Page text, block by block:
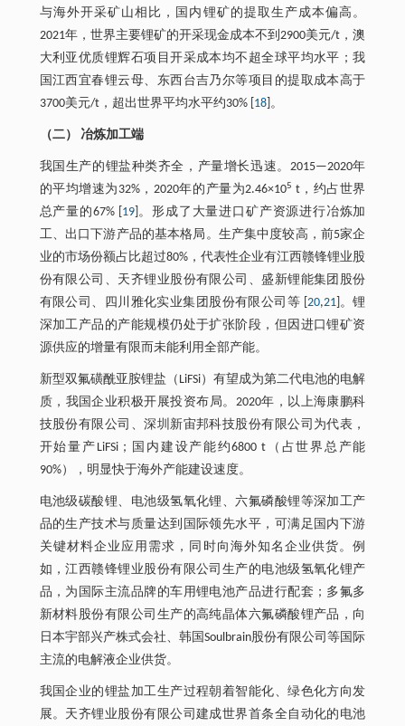
与海外开采矿山相比，国内锂矿的提取生产成本偏高。
2021年，世界主要锂矿的开采现金成本不到2900美元/t，澳
大利亚优质锂辉石项目开采成本均不超全球平均水平；我
国江西宜春锂云母、东西台吉乃尔等项目的提取成本高于
3700美元/t，超出世界平均水平约30% [ 18]。
（二） 冶炼加工端
我国生产的锂盐种类齐全，产量增长迅速。2015—2020年
的平均增速为32%，2020年的产量为2.46×105 t，约占世界
总产量的67% [ 19]。形成了大量进口矿产资源进行冶炼加
工、出口下游产品的基本格局。生产集中度较高，前5家企
业的市场份额占比超过80%，代表性企业有江西赣锋锂业股
份有限公司、天齐锂业股份有限公司、盛新锂能集团股份
有限公司、四川雅化实业集团股份有限公司等 [ 20,21]。锂
深加工产品的产能规模仍处于扩张阶段，但因进口锂矿资
源供应的增量有限而未能利用全部产能。
新型双氟磺酰亚胺锂盐（LiFSi）有望成为第二代电池的电解
质，我国企业积极开展投资布局。2020年，以上海康鹏科
技股份有限公司、深圳新宙邦科技股份有限公司为代表，
开始量产LiFSi；国内建设产能约6800 t（占世界总产能
90%），明显快于海外产能建设速度。
电池级碳酸锂、电池级氢氧化锂、六氟磷酸锂等深加工产
品的生产技术与质量达到国际领先水平，可满足国内下游
关键材料企业应用需求，同时向海外知名企业供货。例
如，江西赣锋锂业股份有限公司生产的电池级氢氧化锂产
品，为国际主流品牌的车用锂电池产品进行配套；多氟多
新材料股份有限公司生产的高纯晶体六氟磷酸锂产品，向
日本宇部兴产株式会社、韩国Soulbrain股份有限公司等国际
主流的电解液企业供货。
我国企业的锂盐加工生产过程朝着智能化、绿色化方向发
展。天齐锂业股份有限公司建成世界首条全自动化的电池